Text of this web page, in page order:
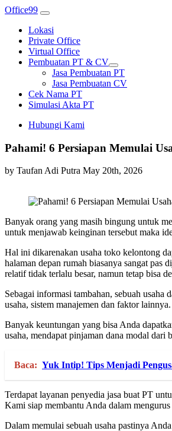
Office99
Lokasi
Private Office
Virtual Office
Pembuatan PT & CV
Jasa Pembuatan PT
Jasa Pembuatan CV
Cek Nama PT
Simulasi Akta PT
Hubungi Kami
Pahami! 6 Persiapan Memulai
by Taufan Adi Putra May 20th, 2026
Banyak orang yang masih bingung untuk
untuk menjawab keinginan tersebut maka
Hal ini dikarenakan usaha toko kelontong
halaman depan rumah biasanya sangat
relatif tidak terlalu besar, namun tetap bisa
Sebagai informasi tambahan, sebuah
usaha, sistem manajemen dan faktor
Banyak keuntungan yang bisa Anda
usaha, mendapat pinjaman dana modal dari
Baca: Yuk Intip! Tips Menjadi
Terdapat layanan penyedia jasa buat PT
Kami siap membantu Anda dalam mengurus
Dalam memulai sebuah usaha pastinya